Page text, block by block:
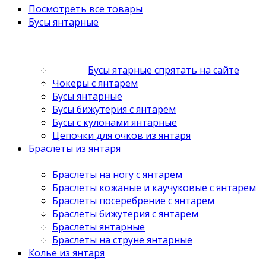
Посмотреть все товары
Бусы янтарные
Бусы ятарные спрятать на сайте
Чокеры с янтарем
Бусы янтарные
Бусы бижутерия с янтарем
Бусы с кулонами янтарные
Цепочки для очков из янтаря
Браслеты из янтаря
Браслеты на ногу с янтарем
Браслеты кожаные и каучуковые с янтарем
Браслеты посеребрение с янтарем
Браслеты бижутерия с янтарем
Браслеты янтарные
Браслеты на струне янтарные
Колье из янтаря